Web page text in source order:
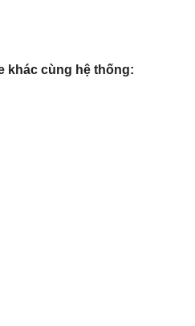
khác cùng hệ thống: